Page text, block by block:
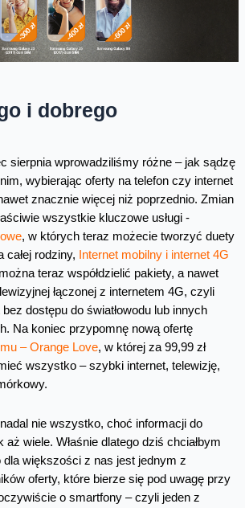
i dobrego
sierpnia wprowadziliśmy różne – jak sądzę
wybierając oferty na telefon czy internet
znacznie więcej niż poprzednio. Zmian
wszystkie kluczowe usługi -
, w których teraz możecie tworzyć duety
całej rodziny,
Internet mobilny i internet 4G
teraz współdzielić pakiety, a nawet
łączonej z internetem 4G, czyli
dostępu do światłowodu lub innych
Na koniec przypomnę nową ofertę
– Orange Love, w której za 99,99 zł
wszystko – szybki internet, telewizję,
nie wszystko, choć informacji do
wiele. Właśnie dlatego dziś chciałbym
większości z nas jest jednym z
oferty, które bierze się pod uwagę przy
o smartfony – czyli jeden z